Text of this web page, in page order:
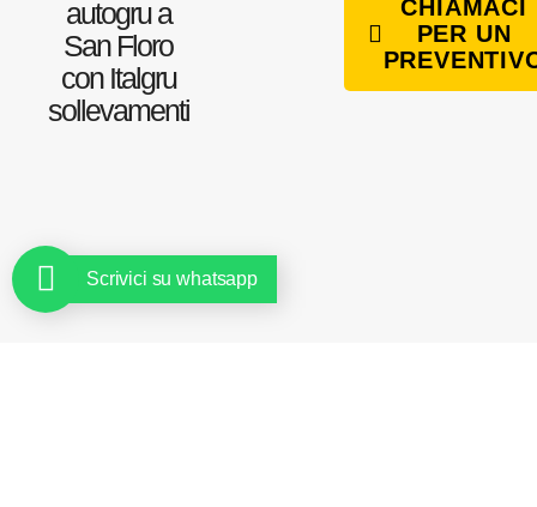
autogru a
San Floro
con Italgru
sollevamenti
CHIAMACI
PER UN
Scrivici su whatsapp